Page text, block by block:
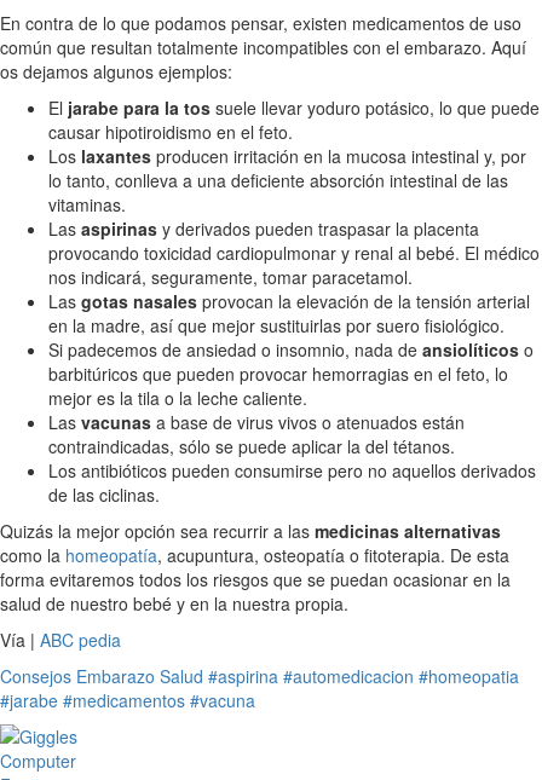
En contra de lo que podamos pensar, existen medicamentos de uso
común que resultan totalmente incompatibles con el embarazo. Aquí
os dejamos algunos ejemplos:
El jarabe para la tos suele llevar yoduro potásico, lo que puede
causar hipotiroidismo en el feto.
Los laxantes producen irritación en la mucosa intestinal y, por
lo tanto, conlleva a una deficiente absorción intestinal de las
vitaminas.
Las aspirinas y derivados pueden traspasar la placenta
provocando toxicidad cardiopulmonar y renal al bebé. El médico
nos indicará, seguramente, tomar paracetamol.
Las gotas nasales provocan la elevación de la tensión arterial
en la madre, así que mejor sustituirlas por suero fisiológico.
Si padecemos de ansiedad o insomnio, nada de ansiolíticos o
barbitúricos que pueden provocar hemorragias en el feto, lo
mejor es la tila o la leche caliente.
Las vacunas a base de virus vivos o atenuados están
contraindicadas, sólo se puede aplicar la del tétanos.
Los antibióticos pueden consumirse pero no aquellos derivados
de las ciclinas.
Quizás la mejor opción sea recurrir a las medicinas alternativas
como la homeopatía, acupuntura, osteopatía o fitoterapia. De esta
forma evitaremos todos los riesgos que se puedan ocasionar en la
salud de nuestro bebé y en la nuestra propia.
Vía | ABC pedia
Consejos Embarazo Salud #aspirina #automedicacion #homeopatia
#jarabe #medicamentos #vacuna